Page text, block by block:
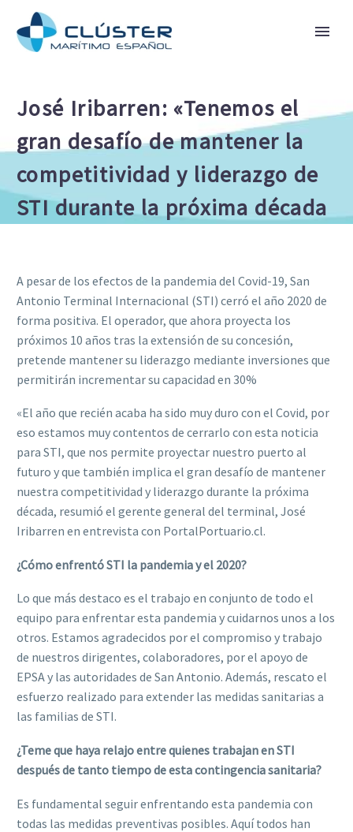
José Iribarren: «Tenemos el
gran desafío de mantener la
competitividad y liderazgo de
STI durante la próxima década
A pesar de los efectos de la pandemia del Covid-19, San
Antonio Terminal Internacional (STI) cerró el año 2020 de
forma positiva. El operador, que ahora proyecta los
próximos 10 años tras la extensión de su concesión,
pretende mantener su liderazgo mediante inversiones que
permitirán incrementar su capacidad en 30%
«El año que recién acaba ha sido muy duro con el Covid, por
eso estamos muy contentos de cerrarlo con esta noticia
para STI, que nos permite proyectar nuestro puerto al
futuro y que también implica el gran desafío de mantener
nuestra competitividad y liderazgo durante la próxima
década, resumió el gerente general del terminal, José
Iribarren en entrevista con PortalPortuario.cl.
¿Cómo enfrentó STI la pandemia y el 2020?
Lo que más destaco es el trabajo en conjunto de todo el
equipo para enfrentar esta pandemia y cuidarnos unos a los
otros. Estamos agradecidos por el compromiso y trabajo
de nuestros dirigentes, colaboradores, por el apoyo de
EPSA y las autoridades de San Antonio. Además, rescato el
esfuerzo realizado para extender las medidas sanitarias a
las familias de STI.
¿Teme que haya relajo entre quienes trabajan en STI
después de tanto tiempo de esta contingencia sanitaria?
Es fundamental seguir enfrentando esta pandemia con
todas las medidas preventivas posibles. Aquí todos han